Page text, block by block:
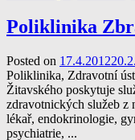
Poliklinika
Posted on 17.4.2012
Poliklinika, Zdravotní
Žitavského poskytuje
zdravotnických služeb z
lékař, endokrinologie,
psychiatrie, ...